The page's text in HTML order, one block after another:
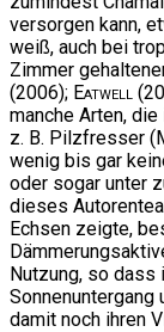
versorgen kann,
weiß, auch bei
Zimmer
(2006); Eatwell
manche Arten,
z. B. Pilzfresser
wenig bis gar
oder sogar unter
dieses
Echsen zeigte,
Nutzung, so dass
Sonnenuntergang
damit noch ihren